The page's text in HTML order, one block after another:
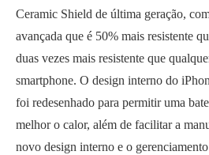
Ceramic Shield de última geração,
avançada que é 50% mais resistente
duas vezes mais resistente que
smartphone. O design interno do
foi redesenhado para permitir uma
melhor o calor, além de facilitar a
novo design interno e o